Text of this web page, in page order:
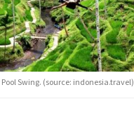
Swing. (source: indonesia.travel)